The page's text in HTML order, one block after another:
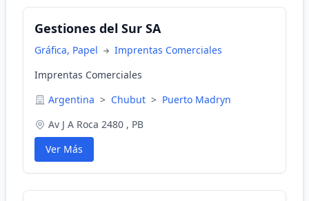
Gestiones del Sur SA
Gráfica, Papel
Imprentas Comerciales
Imprentas Comerciales
Argentina > Chubut > Puerto Madryn
Av J A Roca 2480 , PB
Ver Más